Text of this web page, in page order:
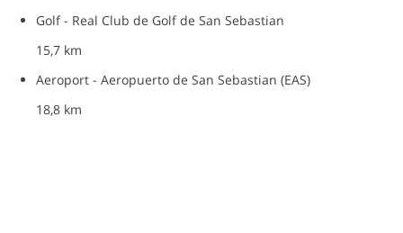
Golf - Real Club de Golf de San Sebastian
15,7 km
Aeroport - Aeropuerto de San Sebastian (EAS)
18,8 km